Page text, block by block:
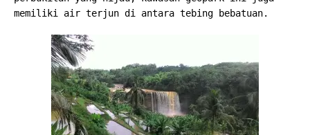
memiliki air terjun di antara tebing bebatuan.